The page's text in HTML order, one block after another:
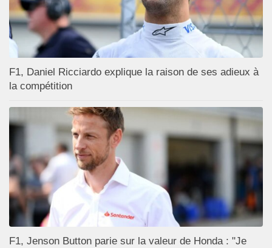
F1, Daniel Ricciardo explique la raison de ses adieux à
la compétition
F1, Jenson Button parie sur la valeur de Honda : "Je